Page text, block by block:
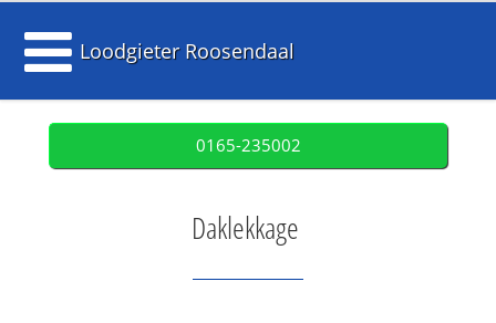
Loodgieter Roosendaal
0165-235002
Daklekkage